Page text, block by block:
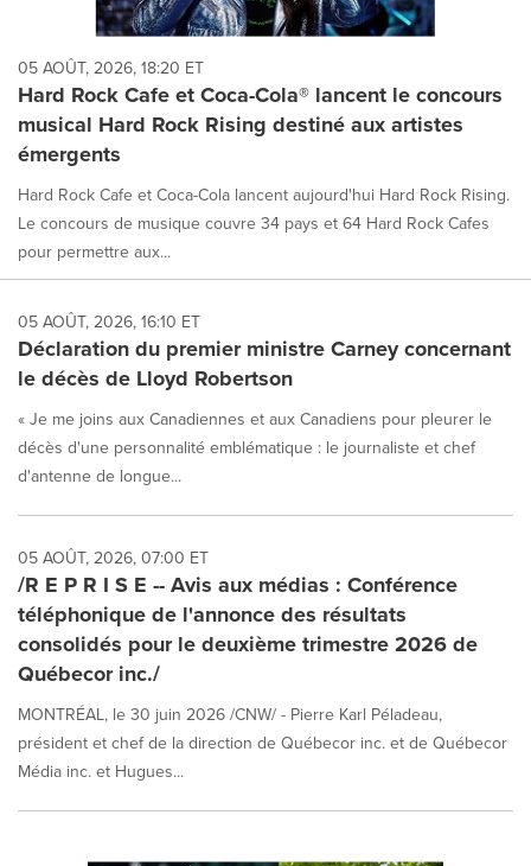
05 AOÛT, 2026, 18:20 ET
Hard Rock Cafe et Coca-Cola® lancent le concours
musical Hard Rock Rising destiné aux artistes
émergents
Hard Rock Cafe et Coca-Cola lancent aujourd'hui Hard Rock Rising.
Le concours de musique couvre 34 pays et 64 Hard Rock Cafes
pour permettre aux...
05 AOÛT, 2026, 16:10 ET
Déclaration du premier ministre Carney concernant
le décès de Lloyd Robertson
« Je me joins aux Canadiennes et aux Canadiens pour pleurer le
décès d'une personnalité emblématique : le journaliste et chef
d'antenne de longue...
05 AOÛT, 2026, 07:00 ET
/R E P R I S E -- Avis aux médias : Conférence
téléphonique de l'annonce des résultats
consolidés pour le deuxième trimestre 2026 de
Québecor inc./
MONTRÉAL, le 30 juin 2026 /CNW/ - Pierre Karl Péladeau,
président et chef de la direction de Québecor inc. et de Québecor
Média inc. et Hugues...